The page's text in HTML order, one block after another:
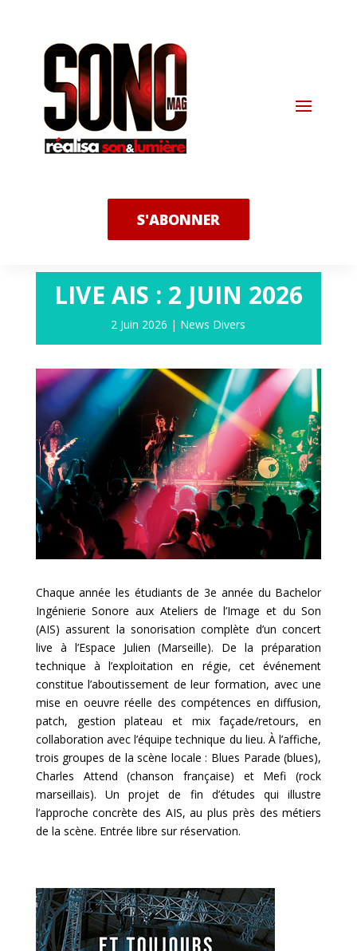
S'ABONNER
LIVE AIS : 2 JUIN 2026
2 Juin 2026 | News Divers
Chaque année les étudiants de 3e année du Bachelor
Ingénierie Sonore aux Ateliers de l’Image et du Son
(AIS) assurent la sonorisation complète d’un concert
live à l’Espace Julien (Marseille). De la préparation
technique à l’exploitation en régie, cet événement
constitue l’aboutissement de leur formation, avec une
mise en oeuvre réelle des compétences en diffusion,
patch, gestion plateau et mix façade/retours, en
collaboration avec l’équipe technique du lieu. À l’affiche,
trois groupes de la scène locale : Blues Parade (blues),
Charles Attend (chanson française) et Mefi (rock
marseillais). Un projet de fin d’études qui illustre
l’approche concrète des AIS, au plus près des métiers
de la scène. Entrée libre sur réservation.